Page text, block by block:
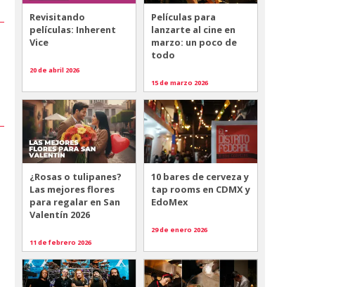
Revisitando
películas: Inherent
Vice
20 de abril 2026
Películas para
lanzarte al cine en
marzo: un poco de
todo
15 de marzo 2026
¿Rosas o tulipanes?
Las mejores flores
para regalar en San
Valentín 2026
11 de febrero 2026
10 bares de cerveza y
tap rooms en CDMX y
EdoMex
29 de enero 2026